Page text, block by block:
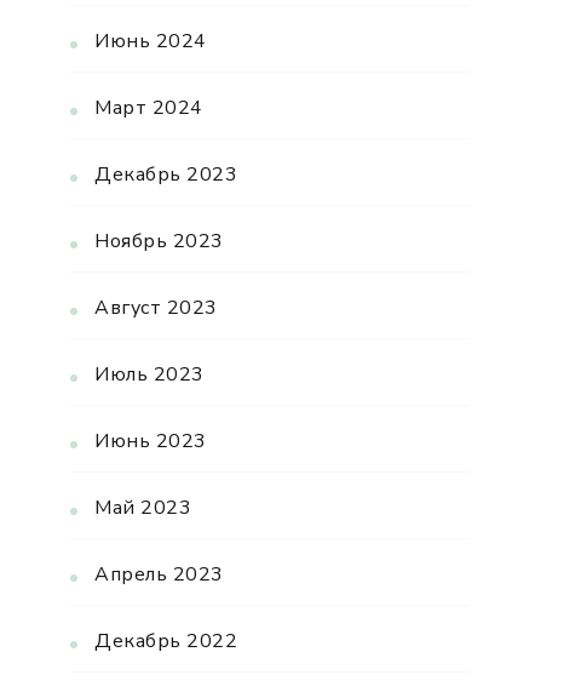
Июнь 2024
Март 2024
Декабрь 2023
Ноябрь 2023
Август 2023
Июль 2023
Июнь 2023
Май 2023
Апрель 2023
Декабрь 2022